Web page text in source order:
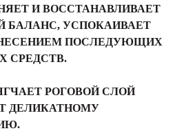
И ВОССТАНАВЛИВАЕТ
БАЛАНС, УСПОКАИВАЕТ
ПОСЛЕДУЮЩИХ
СРЕДСТВ.
РОГОВОЙ СЛОЙ
ДЕЛИКАТНОМУ